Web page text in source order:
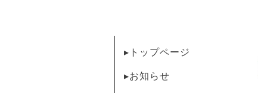
▸トップページ
▸お知らせ